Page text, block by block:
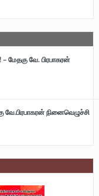
வே. பிரபாகரன்
நினைவெழுச்சி